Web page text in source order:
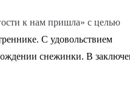
к нам пришла» с целью
С удовольствием
снежинки. В